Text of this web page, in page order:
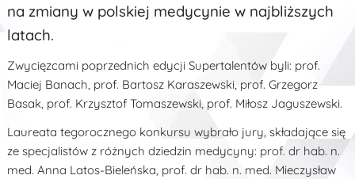
na zmiany w polskiej medycynie w najbliższych
latach.
Zwycięzcami poprzednich edycji Supertalentów byli: prof.
Maciej Banach, prof. Bartosz Karaszewski, prof. Grzegorz
Basak, prof. Krzysztof Tomaszewski, prof. Miłosz Jaguszewski.
Laureata tegorocznego konkursu wybrało jury, składające się
ze specjalistów z różnych dziedzin medycyny: prof. dr hab. n.
med. Anna Latos-Bieleńska, prof. dr hab. n. med. Mieczysław